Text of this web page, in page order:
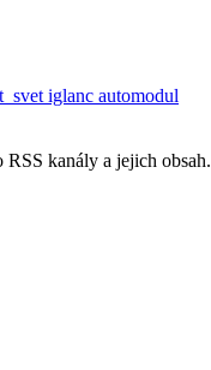
iglanc automodul
kanály a jejich obsah.